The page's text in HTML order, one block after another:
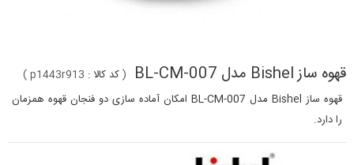
قهوه ساز Bishel مدل BL-CM-007 (کد کالا : p1443r913
)
قهوه ساز Bishel مدل BL-CM-007 امکان آماده سازی دو فنجان قهوه همزمان
را دارد.